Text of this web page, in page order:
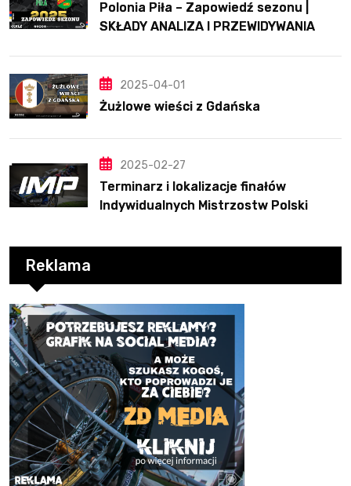
Polonia Piła – Zapowiedź sezonu |
SKŁADY ANALIZA I PRZEWIDYWANIA
2025-04-01
Żużlowe wieści z Gdańska
2025-02-27
Terminarz i lokalizacje finałów
Indywidualnych Mistrzostw Polski
Reklama